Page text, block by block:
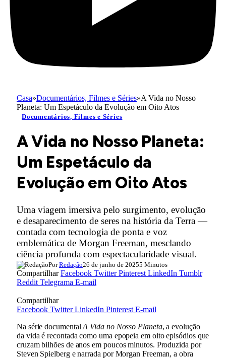
Casa»Documentários, Filmes e Séries»A Vida no Nosso
Planeta: Um Espetáculo da Evolução em Oito Atos
Documentários, Filmes e Séries
A Vida no Nosso Planeta:
Um Espetáculo da
Evolução em Oito Atos
Uma viagem imersiva pelo surgimento, evolução
e desaparecimento de seres na história da Terra —
contada com tecnologia de ponta e voz
emblemática de Morgan Freeman, mesclando
ciência profunda com espectacularidade visual.
Por Redação26 de junho de 20255 Minutos
CompartilharFacebook Twitter Pinterest LinkedIn Tumblr
Reddit Telegrama E-mail
Compartilhar
Facebook Twitter LinkedIn Pinterest E-mail
Na série documentalA Vida no Nosso Planeta, a evolução
da vida é recontada como uma epopeia em oito episódios que
cruzam bilhões de anos em poucos minutos. Produzida por
Steven Spielberg e narrada por Morgan Freeman, a obra